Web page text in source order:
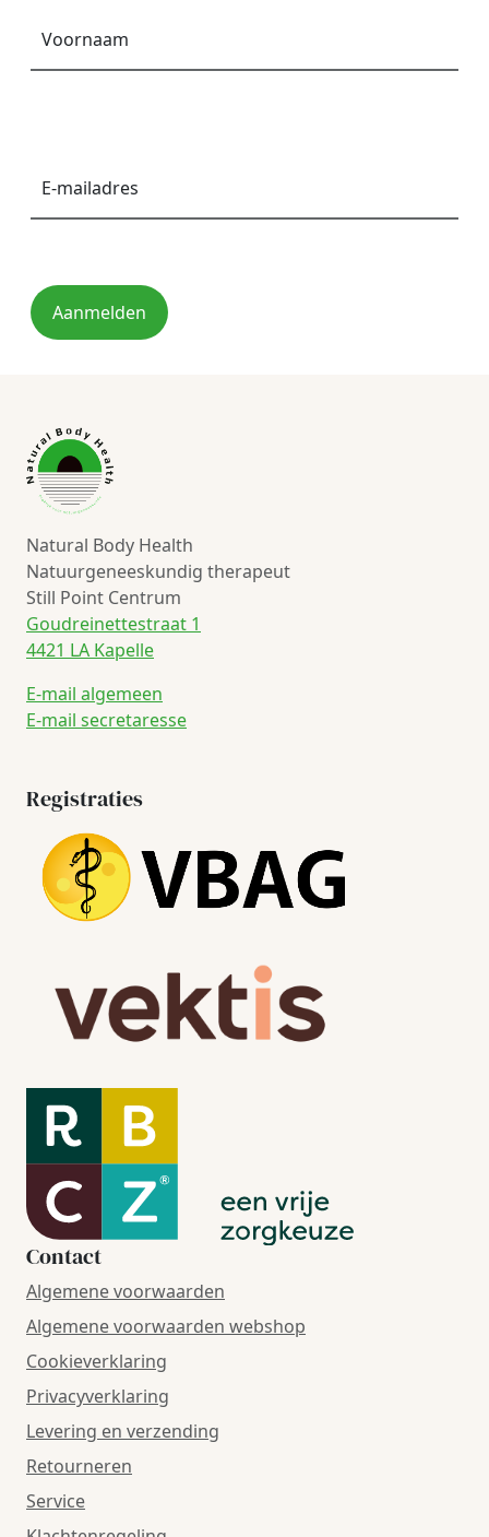
Aanmelden
Natural Body Health
Natuurgeneeskundig therapeut
Still Point Centrum
Goudreinettestraat 1
4421 LA Kapelle
E-mail algemeen
E-mail secretaresse
Registraties
Contact
Algemene voorwaarden
Algemene voorwaarden webshop
Cookieverklaring
Privacyverklaring
Levering en verzending
Retourneren
Service